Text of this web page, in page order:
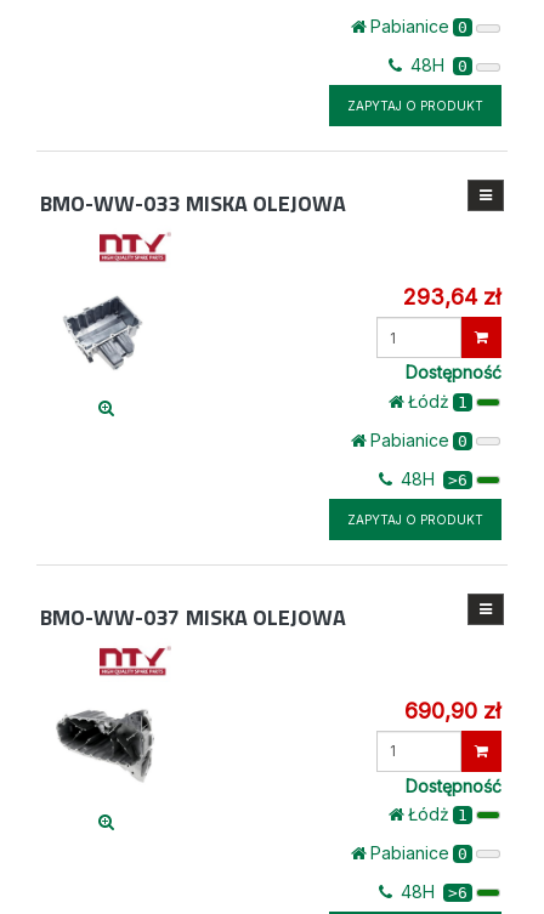
Pabianice 0
48H 0
ZAPYTAJ O PRODUKT
BMO-WW-033 MISKA OLEJOWA
293,64 zł
Dostępność
Łódż 1
Pabianice 0
48H >6
ZAPYTAJ O PRODUKT
BMO-WW-037 MISKA OLEJOWA
690,90 zł
Wprowadź
Dostępność
Łódż 1
Pabianice 0
48H >6